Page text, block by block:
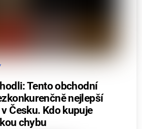
Tento obchodní
nejlepší
Česku. Kdo kupuje
chybu